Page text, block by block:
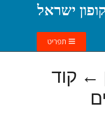
קופון ישראל
תפריט
← קוד